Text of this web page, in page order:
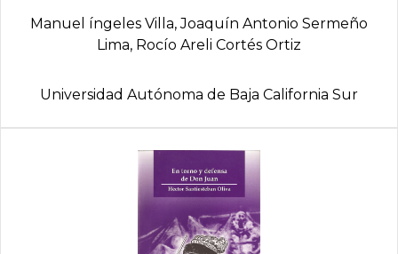
Manuel íngeles Villa, Joaquí­n Antonio Sermeño
Lima, Rocí­o Areli Cortés Ortiz
Universidad Autónoma de Baja California Sur